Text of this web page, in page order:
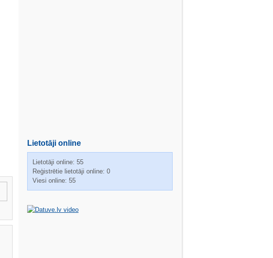
Lietotāji online
Lietotāji online: 55
Reģistrētie lietotāji online: 0
Viesi online: 55